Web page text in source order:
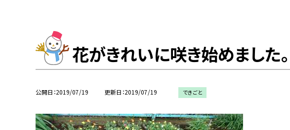
花がきれいに咲き始めました。
公開日 2019/07/19 更新日 2019/07/19 できごと